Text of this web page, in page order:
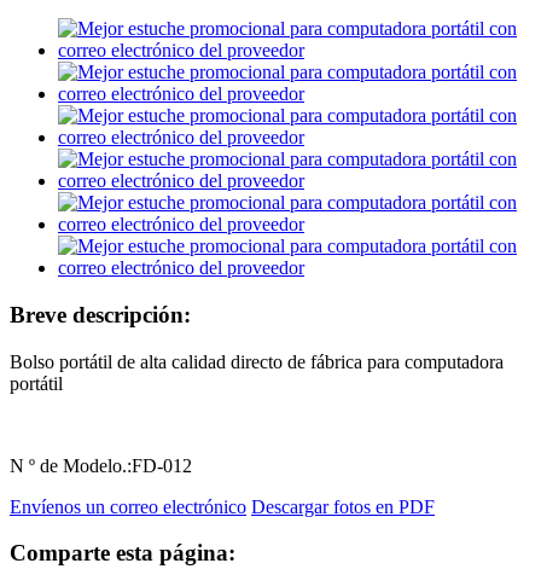
Breve descripción:
Bolso portátil de alta calidad directo de fábrica para computadora
portátil
N º de Modelo.:FD-012
Envíenos un correo electrónico Descargar fotos en PDF
Comparte esta página: